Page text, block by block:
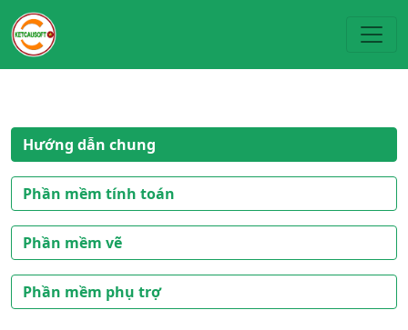
Hướng dẫn chung
Phần mềm tính toán
Phần mềm vẽ
Phần mềm phụ trợ